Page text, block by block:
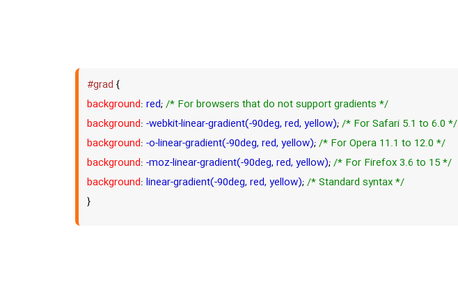
#grad {
background: red;/* For browsers that do not support gradients */
background: -webkit-linear-gradient(-90deg, red, yellow);/* For Safari 5.1 to 6.0 */
background: -o-linear-gradient(-90deg, red, yellow);/* For Opera 11.1 to 12.0 */
background: -moz-linear-gradient(-90deg, red, yellow);/* For Firefox 3.6 to 15 */
background: linear-gradient(-90deg, red, yellow);/* Standard syntax */
}